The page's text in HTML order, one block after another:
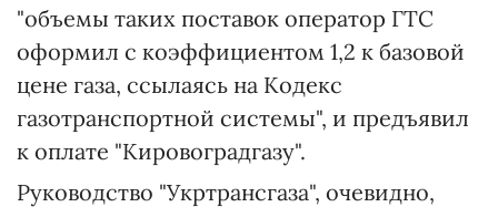
"объемы таких поставок оператор ГТС
оформил с коэффициентом 1,2 к базовой
цене газа, ссылаясь на Кодекс
газотранспортной системы", и предъявил
к оплате "Кировоградгазу".
Руководство "Укртрансгаза", очевидно,